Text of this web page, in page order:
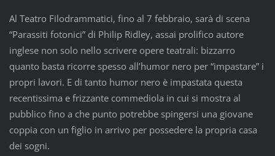
Al Teatro Filodrammatici, fino al 7 febbraio, sarà di scena
“Parassiti fotonici” di Philip Ridley, assai prolifico autore
inglese non solo nello scrivere opere teatrali: bizzarro
quanto basta ricorre spesso all’humor nero per “impastare” i
propri lavori. E di tanto humor nero è impastata questa
recentissima e frizzante commediola in cui si mostra al
pubblico fino a che punto potrebbe spingersi una giovane
coppia con un figlio in arrivo per possedere la propria casa
dei sogni.